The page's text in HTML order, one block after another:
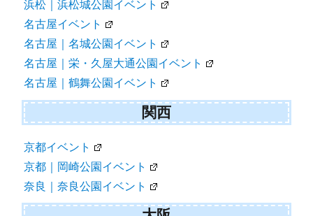
浜松｜浜松城公園イベント
名古屋イベント
名古屋｜名城公園イベント
名古屋｜栄・久屋大通公園イベント
名古屋｜鶴舞公園イベント
関西
京都イベント
京都｜岡崎公園イベント
奈良｜奈良公園イベント